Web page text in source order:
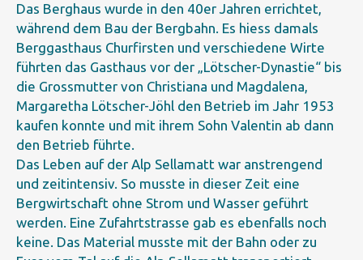
Das Berghaus wurde in den 40er Jahren errichtet,
während dem Bau der Bergbahn. Es hiess damals
Berggasthaus Churfirsten und verschiedene Wirte
führten das Gasthaus vor der „Lötscher-Dynastie“ bis
die Grossmutter von Christiana und Magdalena,
Margaretha Lötscher-Jöhl den Betrieb im Jahr 1953
kaufen konnte und mit ihrem Sohn Valentin ab dann
den Betrieb führte.
Das Leben auf der Alp Sellamatt war anstrengend
und zeitintensiv. So musste in dieser Zeit eine
Bergwirtschaft ohne Strom und Wasser geführt
werden. Eine Zufahrtstrasse gab es ebenfalls noch
keine. Das Material musste mit der Bahn oder zu